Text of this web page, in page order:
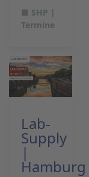
■ SHP |
Termine
Lab-
Supply
|
Hamburg